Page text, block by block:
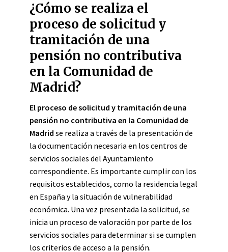
¿Cómo se realiza el
proceso de solicitud y
tramitación de una
pensión no contributiva
en la Comunidad de
Madrid?
El proceso de solicitud y tramitación de una
pensión no contributiva en la Comunidad de
Madrid se realiza a través de la presentación de
la documentación necesaria en los centros de
servicios sociales del Ayuntamiento
correspondiente. Es importante cumplir con los
requisitos establecidos, como la residencia legal
en España y la situación de vulnerabilidad
económica. Una vez presentada la solicitud, se
inicia un proceso de valoración por parte de los
servicios sociales para determinar si se cumplen
los criterios de acceso a la pensión.